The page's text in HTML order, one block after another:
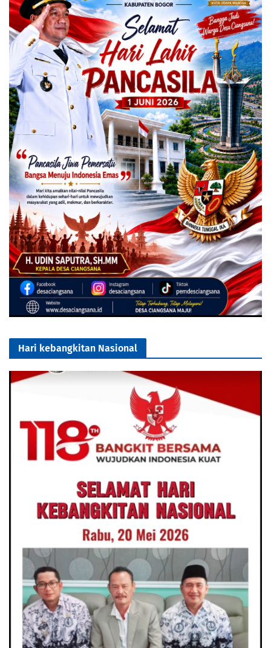
Hari kebangkitan Nasional